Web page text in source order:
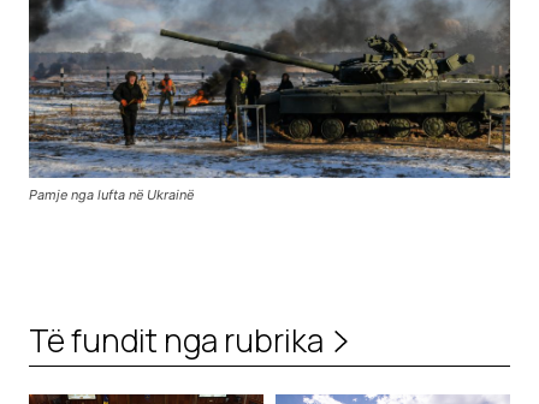
Pamje nga lufta në Ukrainë
Të fundit nga rubrika